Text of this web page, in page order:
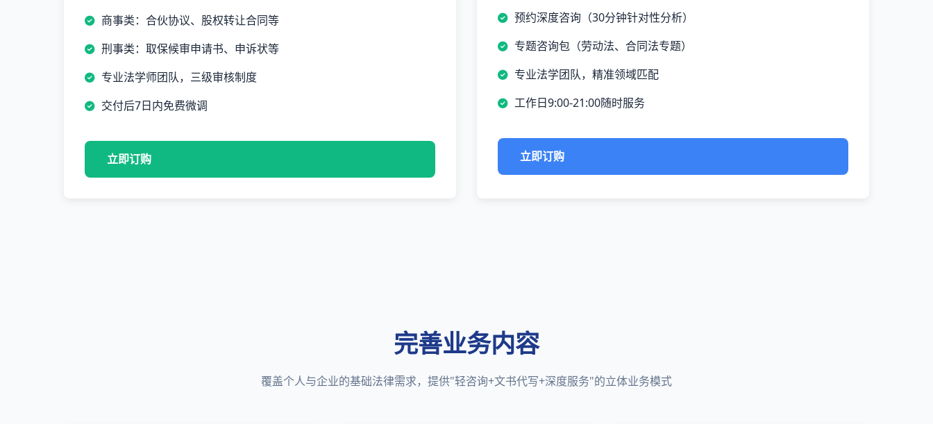
商事类：合伙协议、股权转让合同等
刑事类：取保候审申请书、申诉状等
专业法学师团队，三级审核制度
交付后7日内免费微调
立即订购
预约深度咨询（30分钟针对性分析）
专题咨询包（劳动法、合同法专题）
专业法学团队，精准领域匹配
工作日9:00-21:00随时服务
立即订购
完善业务内容
覆盖个人与企业的基础法律需求，提供"轻咨询+文书代写+深度服务"的立体业务模式